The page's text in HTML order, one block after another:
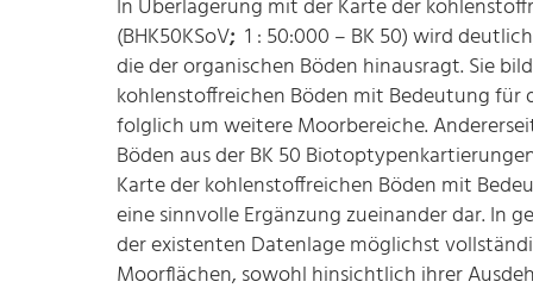
In Überlagerung mit der Karte der
(BHK50KSoV; 1 : 50:000 – BK 50) wird
die der organischen Böden hinausragt. Sie
kohlenstoffreichen Böden mit Bedeutung
folglich um weitere Moorbereiche.
Böden aus der BK 50
Karte der kohlenstoffreichen Böden mit
eine sinnvolle Ergänzung zueinander dar. In
der existenten Datenlage möglichst
Moorflächen, sowohl hinsichtlich ihrer